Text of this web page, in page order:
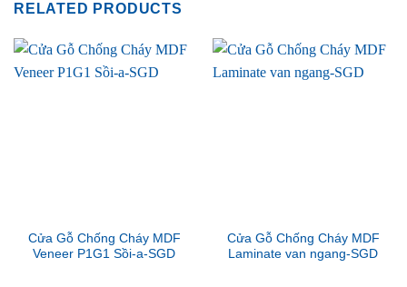
RELATED PRODUCTS
Cửa Gỗ Chống Cháy MDF
Veneer P1G1 Sồi-a-SGD
Cửa Gỗ Chống Cháy MDF
Laminate van ngang-SGD